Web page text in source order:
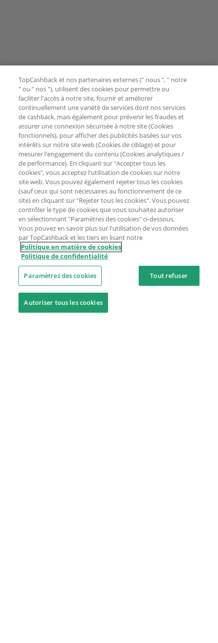
TopCashback et nos partenaires externes (" nous ", " notre
" ou " nos "), utilisent des cookies pour permettre ou
faciliter l'accès à notre site, fournir et améliorer
continuellement une variété de services dont nos services
de cashback, mais également pour prévenir les fraudes et
assurer une connexion sécurisée à notre site (Cookies
fonctionnels), pour afficher des publicités basées sur vos
intérêts sur notre site web (Cookies de ciblage) et pour
mesurer l'engagement du contenu (Cookies analytiques /
de performance). En cliquant sur "Accepter tous les
cookies", vous acceptez l'utilisation de cookies sur notre
site web. Vous pouvez également rejeter tous les cookies
(sauf ceux qui sont nécessaires au fonctionnement de ce
site) en cliquant sur "Rejeter tous les cookies". Vous pouvez
contrôler le type de cookies que vous souhaitez autoriser
en sélectionnant "Paramètres des cookies" ci-dessous.
Vous pouvez en savoir plus sur l'utilisation de vos données
par TopCashback et les tiers en lisant notre
Politique en matière de cookies
Politique de confidentialité
Paramètres des cookies Tout refuser
Autoriser tous les cookies